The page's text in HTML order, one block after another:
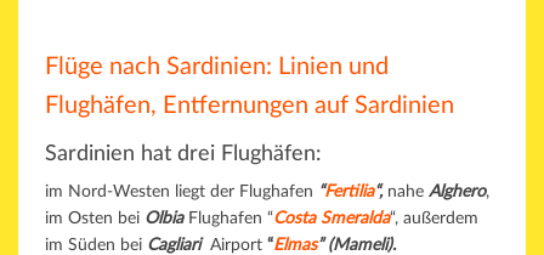
Flüge nach Sardinien: Linien und
Flughäfen, Entfernungen auf Sardinien
Sardinien hat drei Flughäfen:
im Nord-Westen liegt der Flughafen “Fertilia“,nahe Alghero,
im Osten bei OlbiaFlughafen “Costa Smeralda“, außerdem
im Süden bei CagliariAirport “Elmas”(Mameli).